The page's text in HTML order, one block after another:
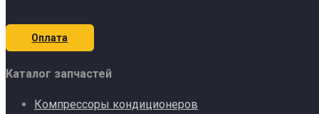
Оплата
Каталог запчастей
Компрессоры кондиционеров